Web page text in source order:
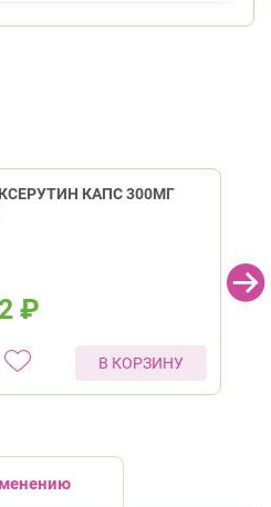
КАПС 300МГ
₽
В КОРЗИНУ